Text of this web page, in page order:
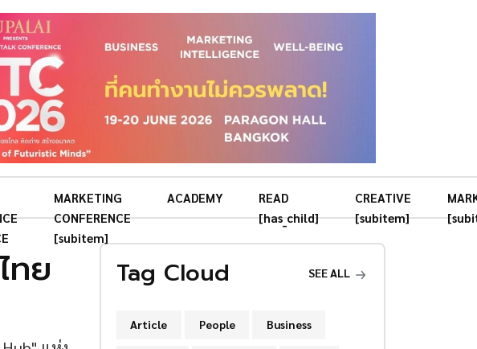
MARKETING
CONFERENCE
[subitem]
ACADEMY
READ
[has_child]
CREATIVE
[subitem]
ทย Tag Cloud SEE ALL
Article People Business